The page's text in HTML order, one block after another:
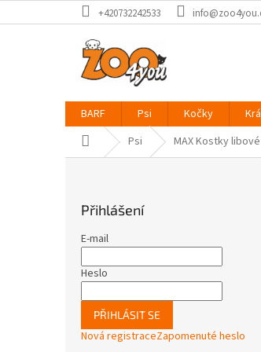
na
+420732242533
BARF Psi Kočky
Domů Psi MAX Kostky
Přihlášení
E-mail
Heslo
PŘIHLÁSIT SE
Nová registraceZapomenuté heslo